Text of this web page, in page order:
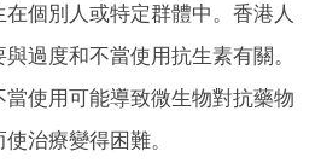
個別人或特定群體中。香港人
過度和不當使用抗生素有關。
使用可能導致微生物對抗藥物
治療變得困難。